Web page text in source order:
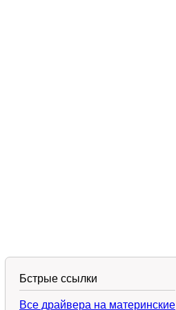
Бстрые ссылки
Все драйвера на материнские